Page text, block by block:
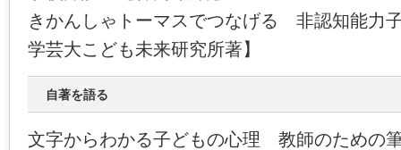
きかんしゃトーマスでつなげる 非認知能力
学芸大こども未来研究所著】
自著を語る
文字からわかる子どもの心理 教師のための